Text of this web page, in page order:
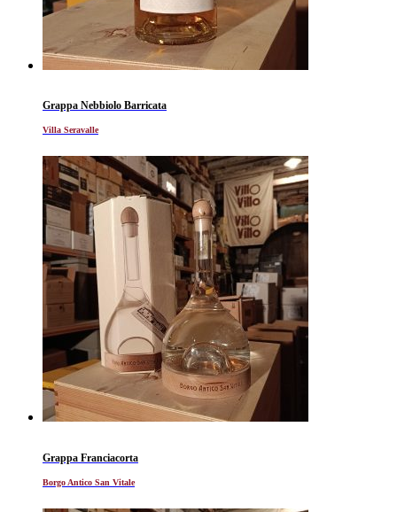
Grappa Nebbiolo Barricata
Villa Seravalle
Grappa Franciacorta
Borgo Antico San Vitale